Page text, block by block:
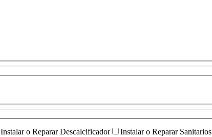
Instalar o Reparar Descalcificador Instalar o Reparar Sanitarios